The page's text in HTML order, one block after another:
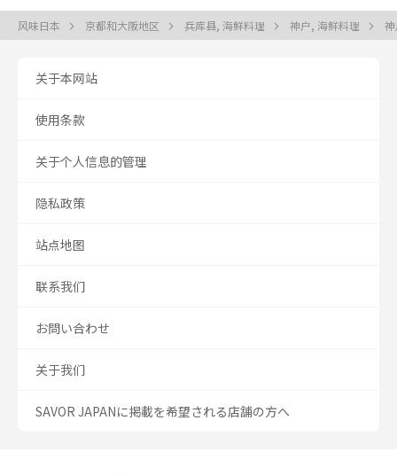
风味日本 京都和大阪地区 兵库县, 海鲜料理 神户, 海鲜料理
关于本网站
使用条款
关于个人信息的管理
隐私政策
站点地图
联系我们
お問い合わせ
关于我们
SAVOR JAPANに掲載を希望される店舗の方へ